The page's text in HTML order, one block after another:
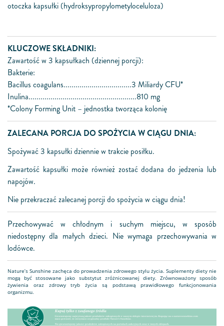
otoczka kapsułki (hydroksypropylometyloceluloza)
KLUCZOWE SKŁADNIKI:
Zawartość w 3 kapsułkach (dziennej porcji):
Bakterie:
Bacillus coagulans..................................3 Miliardy CFU*
Inulina......................................................810 mg
*Colony Forming Unit – jednostka tworząca kolonię
ZALECANA PORCJA DO SPOŻYCIA W CIĄGU DNIA:
Spożywać 3 kapsułki dziennie w trakcie posiłku.
Zawartość kapsułki może również zostać dodana do jedzenia lub
napojów.
Nie przekraczać zalecanej porcji do spożycia w ciągu dnia!
Przechowywać w chłodnym i suchym miejscu, w sposób
niedostępny dla małych dzieci. Nie wymaga przechowywania w
lodówce.
Nature’s Sunshine zachęca do prowadzenia zdrowego stylu życia. Suplementy diety nie
mogą być stosowane jako substytut zróżnicowanej diety. Zrównoważony sposób
żywienia oraz zdrowy tryb życia są podstawą prawidłowego funkcjonowania
organizmu.